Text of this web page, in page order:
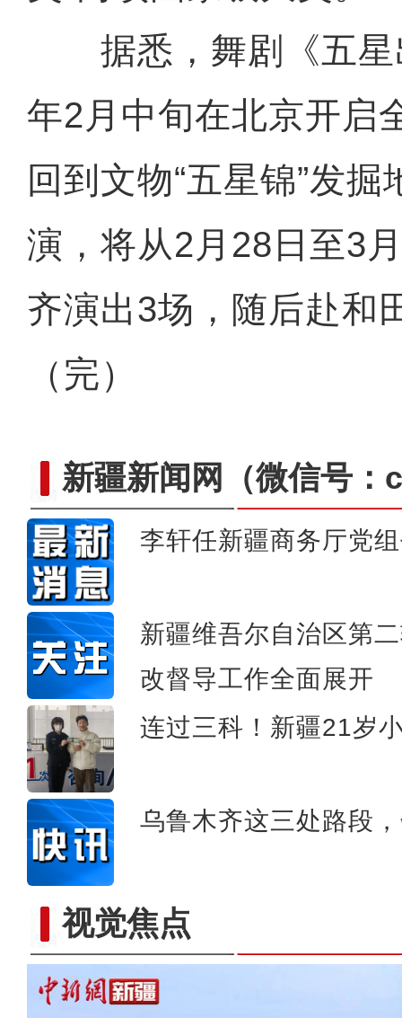
据悉，舞剧《五星
年2月中旬在北京开启
回到文物“五星锦”发掘
演，将从2月28日至3
齐演出3场，随后赴和
（完）
新疆新闻网 （微信号
李轩任新疆商务厅党
新疆维吾尔自治区第
改督导工作全面展开
连过三科！新疆21岁
乌鲁木齐这三处路段
视觉焦点新疆巴楚县“春探古道”白